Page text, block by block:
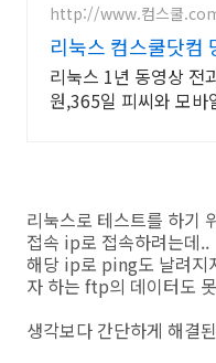
http://www.컴스쿨
리눅스 컴스쿨닷컴
결제시 기프티콘!
리눅스 1년 동영상 전
원,365일 피씨와 모바
리눅스로 테스트를 하기
접속 ip로 접속하려는데..
해당 ip로 ping도 날려지
자 하는 ftp의 데이터도
생각보다 간단하게 해결